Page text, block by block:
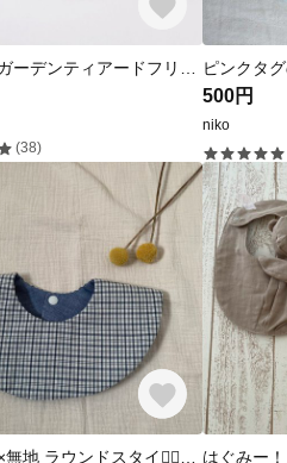
カラフルガーデンティアードフリルスタイ
(38)
ピンクタ
500円
niko